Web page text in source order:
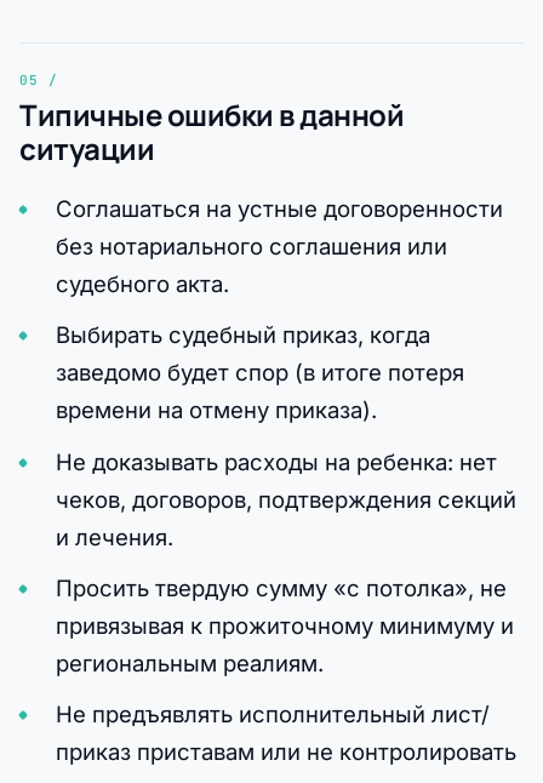
Типичные ошибки в данной
ситуации
Соглашаться на устные договоренности
без нотариального соглашения или
судебного акта.
Выбирать судебный приказ, когда
заведомо будет спор (в итоге потеря
времени на отмену приказа).
Не доказывать расходы на ребенка: нет
чеков, договоров, подтверждения секций
и лечения.
Просить твердую сумму «с потолка», не
привязывая к прожиточному минимуму и
региональным реалиям.
Не предъявлять исполнительный лист/
приказ приставам или не контролировать